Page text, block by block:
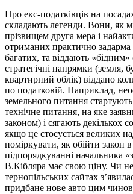
Про екс-податківців на
складають легенди. Вони, як
прізвищем друга мера і
отриманих практично
багатих, та віддають
стратегічні напрямки (земля,
квартирний облік) віддано
по податковій. Наприклад,
земельного питання
технічне питання, на яке
законом) і сягають декількох
якщо це стосується великих
поміркувати, як обійти закон
підпорядкуванні начальника
В.Кібляра має свою ціну. Чи
тернопільських сайтах
придбане нове авто цим